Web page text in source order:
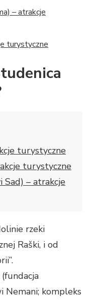
– atrakcje
turystyczne
turystyczne
turystyczne
Sad) – atrakcje
rzeki
Raški, i od
Nemani; kompleks